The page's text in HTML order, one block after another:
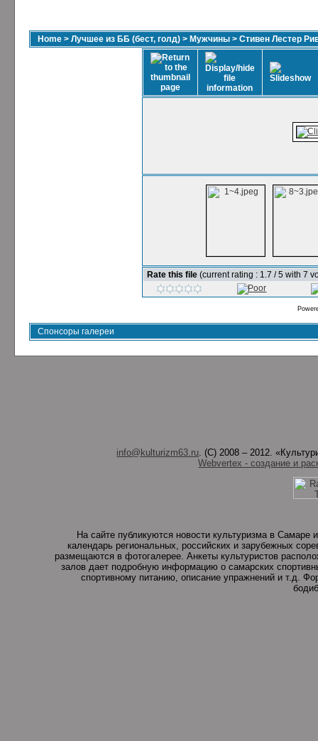
Home > Лучшее из ББ (бест, голд) > Мужчины > Стивен Лестер
Rate this file (current rating : 1.7 / 5 with 7
Спонсоры галереи
info@kulturizm63.ru. (C) 2008 – 2012.
Webvertex - создание и
На сайте публикуются новости культуризма в
календарь региональных, российских и зарубежных
размещаются в фотогалерее. Анкеты культуристов
залов дает подробную информацию о самарских
спортивному питанию, описание упражнений и т.д.